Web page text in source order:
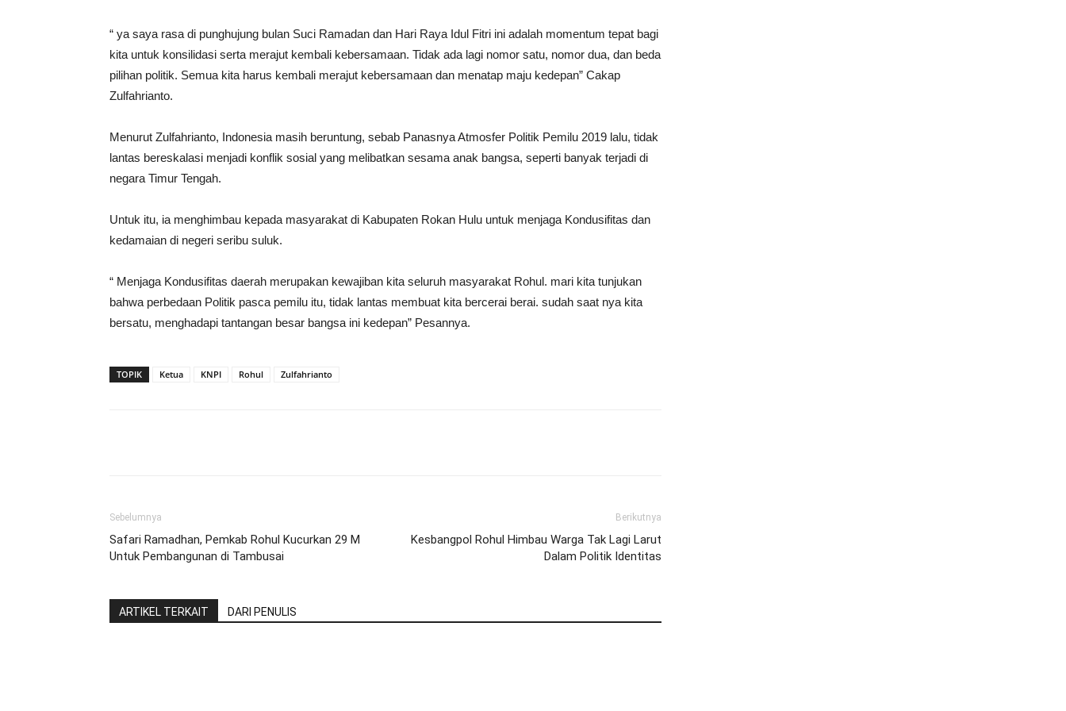
“ ya saya rasa di punghujung bulan Suci Ramadan dan Hari Raya Idul Fitri ini adalah momentum tepat bagi
kita untuk konsilidasi serta merajut kembali kebersamaan. Tidak ada lagi nomor satu, nomor dua, dan beda
pilihan politik. Semua kita harus kembali merajut kebersamaan dan menatap maju kedepan” Cakap
Zulfahrianto.
Menurut Zulfahrianto, Indonesia masih beruntung, sebab Panasnya Atmosfer Politik Pemilu 2019 lalu, tidak
lantas bereskalasi menjadi konflik sosial yang melibatkan sesama anak bangsa, seperti banyak terjadi di
negara Timur Tengah.
Untuk itu, ia menghimbau kepada masyarakat di Kabupaten Rokan Hulu untuk menjaga Kondusifitas dan
kedamaian di negeri seribu suluk.
“ Menjaga Kondusifitas daerah merupakan kewajiban kita seluruh masyarakat Rohul. mari kita tunjukan
bahwa perbedaan Politik pasca pemilu itu, tidak lantas membuat kita bercerai berai. sudah saat nya kita
bersatu, menghadapi tantangan besar bangsa ini kedepan” Pesannya.
TOPIK Ketua KNPI Rohul Zulfahrianto
Sebelumnya
Safari Ramadhan, Pemkab Rohul Kucurkan 29 M
Untuk Pembangunan di Tambusai
Berikutnya
Kesbangpol Rohul Himbau Warga Tak Lagi Larut
Dalam Politik Identitas
ARTIKEL TERKAIT DARI PENULIS